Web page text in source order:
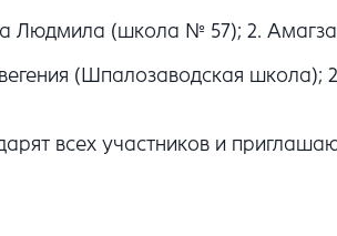
Людмила (школа № 57); 2.
(Шпалозаводская
всех участников и